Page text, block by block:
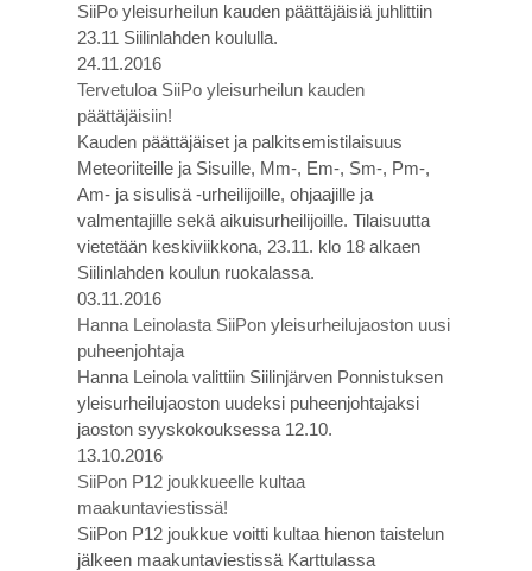
SiiPo yleisurheilun kauden päättäjäisiä juhlittiin
23.11 Siilinlahden koululla.
24.11.2016
Tervetuloa SiiPo yleisurheilun kauden
päättäjäisiin!
Kauden päättäjäiset ja palkitsemistilaisuus
Meteoriiteille ja Sisuille, Mm-, Em-, Sm-, Pm-,
Am- ja sisulisä -urheilijoille, ohjaajille ja
valmentajille sekä aikuisurheilijoille. Tilaisuutta
vietetään keskiviikkona, 23.11. klo 18 alkaen
Siilinlahden koulun ruokalassa.
03.11.2016
Hanna Leinolasta SiiPon yleisurheilujaoston uusi
puheenjohtaja
Hanna Leinola valittiin Siilinjärven Ponnistuksen
yleisurheilujaoston uudeksi puheenjohtajaksi
jaoston syyskokouksessa 12.10.
13.10.2016
SiiPon P12 joukkueelle kultaa
maakuntaviestissä!
SiiPon P12 joukkue voitti kultaa hienon taistelun
jälkeen maakuntaviestissä Karttulassa